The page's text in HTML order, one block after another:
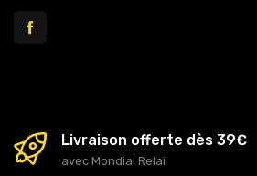
Livraison offerte dès 39€
avec Mondial Relai